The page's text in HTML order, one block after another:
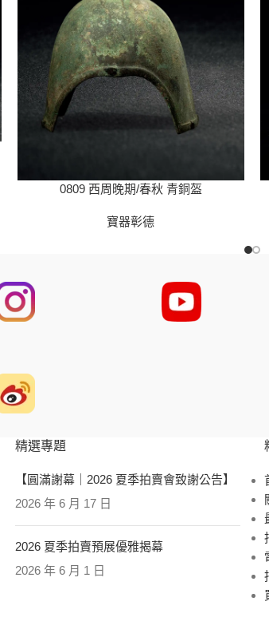
0809 西周晚期/春秋 青銅盔
寶器彰德
精選專題
【圓滿謝幕｜2026 夏季拍賣會致謝公告】
2026 年 6 月 17 日
2026 夏季拍賣預展優雅揭幕
2026 年 6 月 1 日